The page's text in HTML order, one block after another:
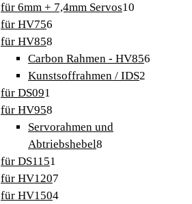
für 6mm + 7,4mm Servos10
für HV756
für HV858
Produkte
Carbon Rahmen - HV856
Kunstsoffrahmen / IDS2
für DS091
Produkt
für HV958
Produkte
Servorahmen und
Abtriebshebel8
für DS1151
Produkt
für HV1207
Produkte
für HV15044